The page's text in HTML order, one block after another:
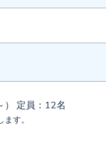
定員：12名
す。